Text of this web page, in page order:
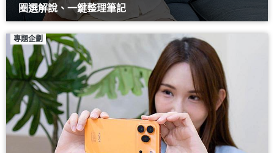
圈選解說、一鍵整理筆記
專題企劃